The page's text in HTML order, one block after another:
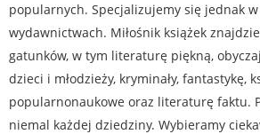
popularnych. Specjalizujemy się jednak
wydawnictwach. Miłośnik książek
gatunków, w tym literaturę piękną,
dzieci i młodzieży, kryminały, fantastykę,
popularnonaukowe oraz literaturę faktu.
niemal każdej dziedziny. Wybieramy